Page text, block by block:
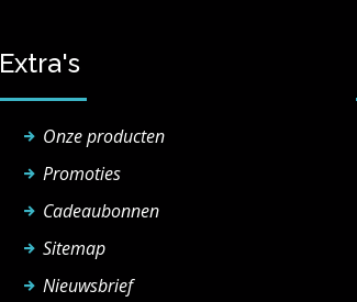
Extra's
Onze producten
Promoties
Cadeaubonnen
Sitemap
Nieuwsbrief